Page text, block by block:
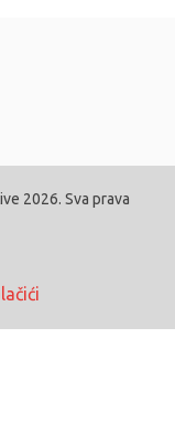
2026. Sva prava